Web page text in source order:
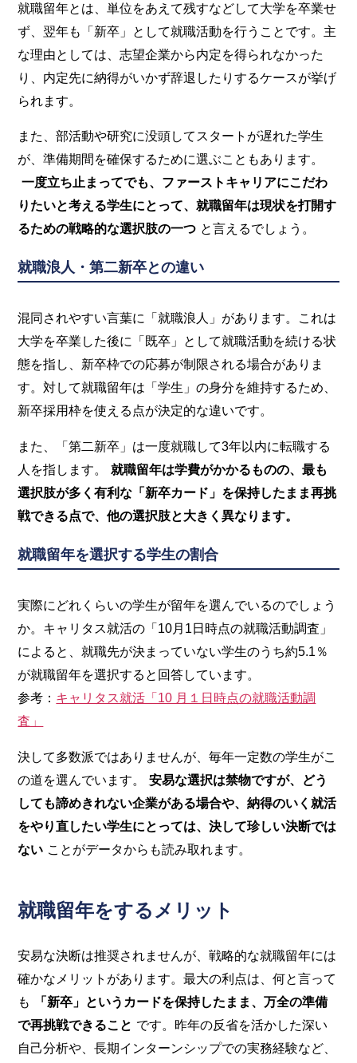
就職留年とは、単位をあえて残すなどして大学を卒業せ
ず、翌年も「新卒」として就職活動を行うことです。主
な理由としては、志望企業から内定を得られなかった
り、内定先に納得がいかず辞退したりするケースが挙げ
られます。
また、部活動や研究に没頭してスタートが遅れた学生
が、準備期間を確保するために選ぶこともあります。
一度立ち止まってでも、ファーストキャリアにこだわ
りたいと考える学生にとって、就職留年は現状を打開す
るための戦略的な選択肢の一つ と言えるでしょう。
就職浪人・第二新卒との違い
混同されやすい言葉に「就職浪人」があります。これは
大学を卒業した後に「既卒」として就職活動を続ける状
態を指し、新卒枠での応募が制限される場合がありま
す。対して就職留年は「学生」の身分を維持するため、
新卒採用枠を使える点が決定的な違いです。
また、「第二新卒」は一度就職して3年以内に転職する
人を指します。
就職留年は学費がかかるものの、最も
選択肢が多く有利な「新卒カード」を保持したまま再挑
戦できる点で、他の選択肢と大きく異なります。
就職留年を選択する学生の割合
実際にどれくらいの学生が留年を選んでいるのでしょう
か。キャリタス就活の「10月1日時点の就職活動調査」
によると、就職先が決まっていない学生のうち約5.1％
が就職留年を選択すると回答しています。
参考： キャリタス就活「10 月１日時点の就職活動調
査」
決して多数派ではありませんが、毎年一定数の学生がこ
の道を選んでいます。
安易な選択は禁物ですが、どう
しても諦めきれない企業がある場合や、納得のいく就活
をやり直したい学生にとっては、決して珍しい決断では
ない ことがデータからも読み取れます。
就職留年をするメリット
安易な決断は推奨されませんが、戦略的な就職留年には
確かなメリットがあります。最大の利点は、何と言って
も
「新卒」というカードを保持したまま、万全の準備
で再挑戦できること です。昨年の反省を活かした深い
自己分析や、長期インターンシップでの実務経験など、